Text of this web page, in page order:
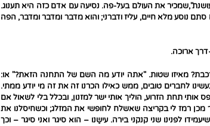
את העולם בעל-פה. נסיעה עם אדם כזה היא תענוג.
נוסע מלא חיים, עליז ודברני; והוא מדבר ומדבר ומדבר, הפה
דרך ארוכה.
מאיזו שטות. "אתה יודע מה השם של התחנה הזאת?" או:
לחברים טובים, ממש כאילו הכרנו זה את זה מי יודע ממתי.
תחת הזרוע, הוליך אותי ישר למזנון, ובכלל בלי לשאול אם
מכן רמז לי בקריצה שאשלח לחופשי את המזלג; וכשחיסלנו את
לפנינו שני קנקני בירה. עישַנו – הוא סיגר ואני סיגר – וכך